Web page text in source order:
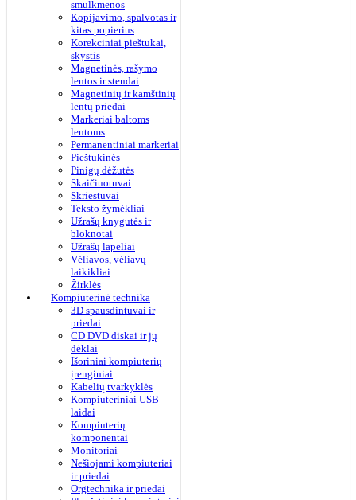
smulkmenos
Kopijavimo, spalvotas ir
kitas popierius
Korekciniai pieštukai,
skystis
Magnetinės, rašymo
lentos ir stendai
Magnetinių ir kamštinių
lentų priedai
Markeriai baltoms
lentoms
Permanentiniai markeriai
Pieštukinės
Pinigų dėžutės
Skaičiuotuvai
Skriestuvai
Teksto žymėkliai
Užrašų knygutės ir
bloknotai
Užrašų lapeliai
Vėliavos, vėliavų
laikikliai
Žirklės
Kompiuterinė technika
3D spausdintuvai ir
priedai
CD DVD diskai ir jų
dėklai
Išoriniai kompiuterių
įrenginiai
Kabelių tvarkyklės
Kompiuteriniai USB
laidai
Kompiuterių
komponentai
Monitoriai
Nešiojami kompiuteriai
ir priedai
Orgtechnika ir priedai